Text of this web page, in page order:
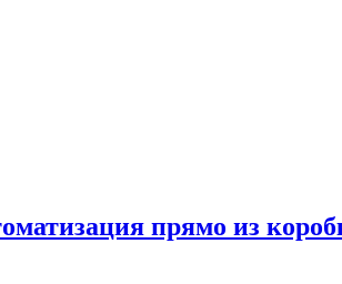
прямо из